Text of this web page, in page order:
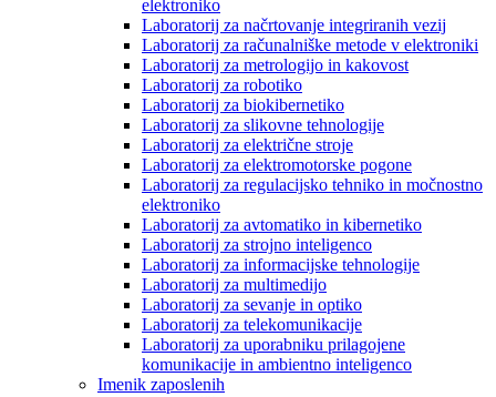
elektroniko
Laboratorij za načrtovanje integriranih vezij
Laboratorij za računalniške metode v elektroniki
Laboratorij za metrologijo in kakovost
Laboratorij za robotiko
Laboratorij za biokibernetiko
Laboratorij za slikovne tehnologije
Laboratorij za električne stroje
Laboratorij za elektromotorske pogone
Laboratorij za regulacijsko tehniko in močnostno
elektroniko
Laboratorij za avtomatiko in kibernetiko
Laboratorij za strojno inteligenco
Laboratorij za informacijske tehnologije
Laboratorij za multimedijo
Laboratorij za sevanje in optiko
Laboratorij za telekomunikacije
Laboratorij za uporabniku prilagojene
komunikacije in ambientno inteligenco
Imenik zaposlenih